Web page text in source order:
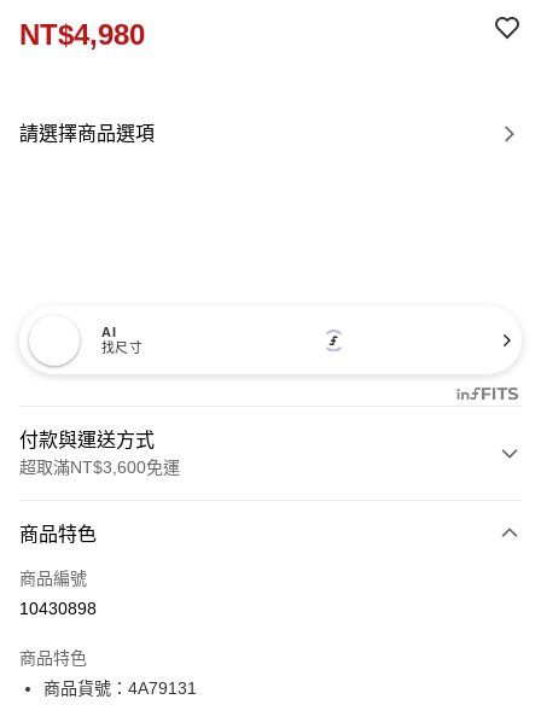
NT$4,980
請選擇商品選項
AI
找尺寸
付款與運送方式
超取滿NT$3,600免運
信用卡一次付款
信用卡分期付款
合作金庫商業銀行
華南商業銀行
超商取貨付款
商品特色
商品編號
10430898
商品特色
商品貨號：4A79131